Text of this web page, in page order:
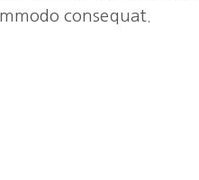
consequat.